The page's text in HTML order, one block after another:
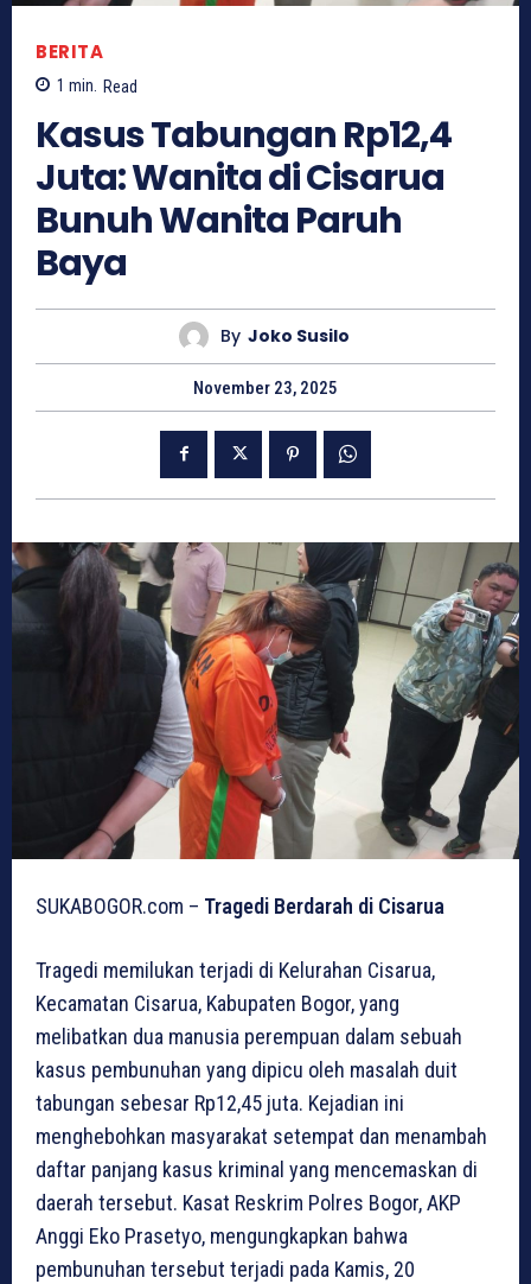
BERITA
1 min. Read
Kasus Tabungan Rp12,4
Juta: Wanita di Cisarua
Bunuh Wanita Paruh
Baya
By Joko Susilo
November 23, 2025
SUKABOGOR.com – Tragedi Berdarah di Cisarua
Tragedi memilukan terjadi di Kelurahan Cisarua,
Kecamatan Cisarua, Kabupaten Bogor, yang
melibatkan dua manusia perempuan dalam sebuah
kasus pembunuhan yang dipicu oleh masalah duit
tabungan sebesar Rp12,45 juta. Kejadian ini
menghebohkan masyarakat setempat dan menambah
daftar panjang kasus kriminal yang mencemaskan di
daerah tersebut. Kasat Reskrim Polres Bogor, AKP
Anggi Eko Prasetyo, mengungkapkan bahwa
pembunuhan tersebut terjadi pada Kamis, 20